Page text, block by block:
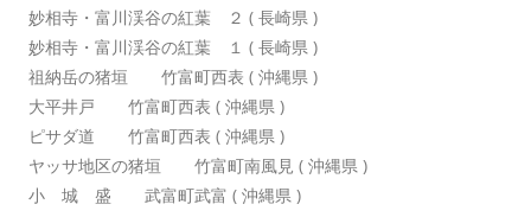
妙相寺・富川渓谷の紅葉 ２ ( 長崎県 )
妙相寺・富川渓谷の紅葉 １ ( 長崎県 )
祖納岳の猪垣 竹富町西表 ( 沖縄県 )
大平井戸 竹富町西表 ( 沖縄県 )
ピサダ道 竹富町西表 ( 沖縄県 )
ヤッサ地区の猪垣 竹富町南風見 ( 沖縄県 )
小 城 盛 武富町武富 ( 沖縄県 )